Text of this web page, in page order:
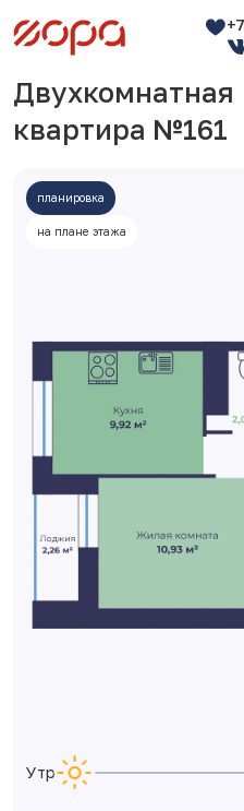
Двухкомнатная
квартира №161
планировка
на плане этажа
Утро